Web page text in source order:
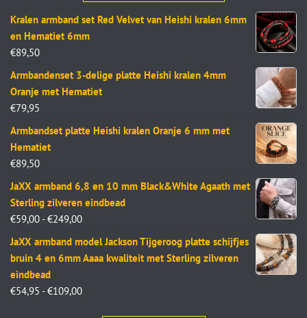
Kralen armband set Red Velvet van Heishi kralen 6mm
en Hematiet 6mm
€89,50
Armbandenset 3-delige platte Heishi kralen 4mm
Oranje met Hematiet
€79,95
Armbandset platte Heishi kralen Oranje 6 mm met
Hematiet
€89,50
JaXX armband 6,8 en 10 mm Black&White Agaath met
Sterling zilveren eindbead
€59,00 - €249,00
JaXX armband model Jackson Tijgeroog platte schijfjes
bruin 4 en 6mm Aaaa kwaliteit met Sterling zilveren
eindbead
€54,95 - €109,00